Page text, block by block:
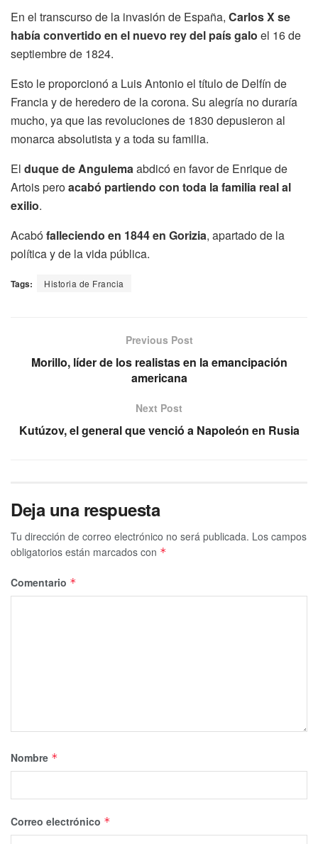
En el transcurso de la invasión de España, Carlos X se
había convertido en el nuevo rey del país galo el 16 de
septiembre de 1824.
Esto le proporcionó a Luis Antonio el título de Delfín de
Francia y de heredero de la corona. Su alegría no duraría
mucho, ya que las revoluciones de 1830 depusieron al
monarca absolutista y a toda su familia.
El duque de Angulemaabdicó en favor de Enrique de
Artois peroacabó partiendo con toda la familia real al
exilio.
Acabófalleciendo en 1844 en Gorizia, apartado de la
política y de la vida pública.
Tags: Historia de Francia
Previous Post
Morillo, líder de los realistas en la emancipación
americana
Next Post
Kutúzov, el general que venció a Napoleón en Rusia
Deja una respuesta
Tu dirección de correo electrónico no será publicada. Los campos
obligatorios están marcados con *
Comentario *
Nombre *
Correo electrónico *